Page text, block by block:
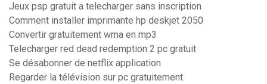
Jeux psp gratuit a telecharger sans inscription
Comment installer imprimante hp deskjet 2050
Convertir gratuitement wma en mp3
Telecharger red dead redemption 2 pc gratuit
Se désabonner de netflix application
Regarder la télévision sur pc gratuitement